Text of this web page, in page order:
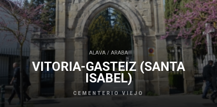
ALAVA / ARABA
VITORIA-GASTEIZ (SANTA
ISABEL)
CEMENTERIO VIEJO